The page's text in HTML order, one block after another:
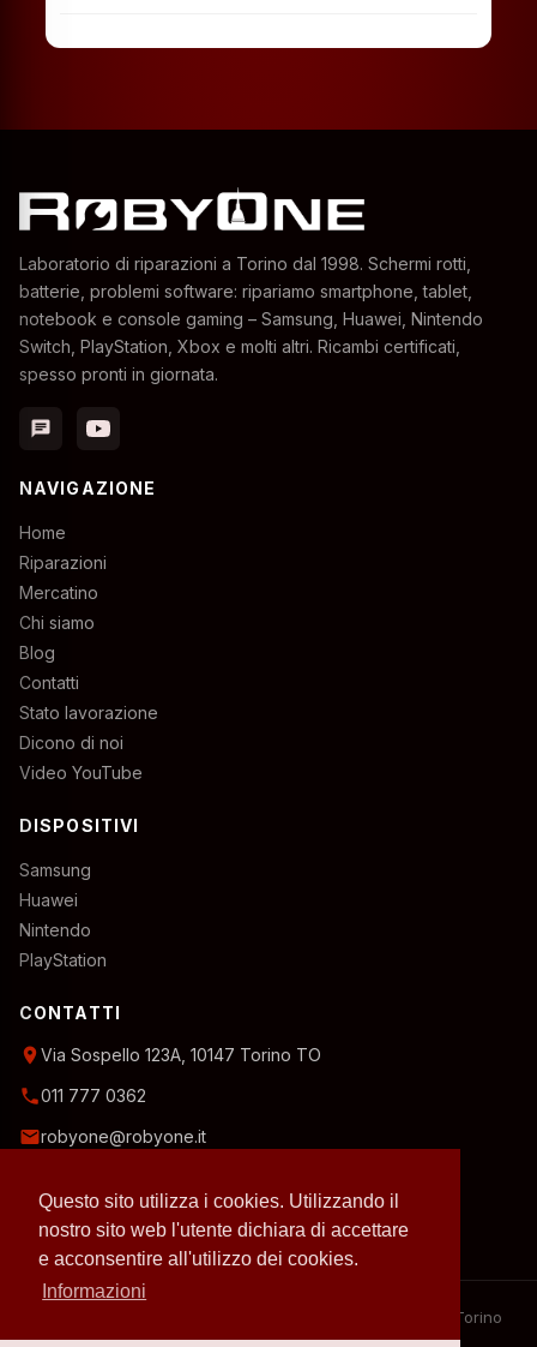
Questo sito utilizza i cookies. Utilizzando il
nostro sito web l'utente dichiara di accettare
e acconsentire all'utilizzo dei cookies.
Informazioni
Laboratorio di riparazioni a Torino dal 1998. Schermi rotti,
batterie, problemi software: ripariamo smartphone, tablet,
notebook e console gaming – Samsung, Huawei, Nintendo
Switch, PlayStation, Xbox e molti altri. Ricambi certificati,
spesso pronti in giornata.
chat
NAVIGAZIONE
Home
Riparazioni
Mercatino
Chi siamo
Blog
Contatti
Stato lavorazione
Dicono di noi
Video YouTube
DISPOSITIVI
Samsung
Huawei
Nintendo
PlayStation
CONTATTI
location_onVia Sospello 123A, 10147 Torino TO
phone011 777 0362
emailrobyone@robyone.it
Mar, Gio, Sab: 10:00–12:30Domenica: chiuso
– 2026 RobyOne – Laboratorio riparazioni specializzato a Torino
– P.IVA 07636130010